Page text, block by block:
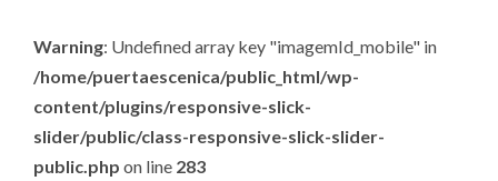
Warning: Undefined array key "imagemId_mobile" in
/home/puertaescenica/public_html/wp-
content/plugins/responsive-slick-
slider/public/class-responsive-slick-slider-
public.php on line 283